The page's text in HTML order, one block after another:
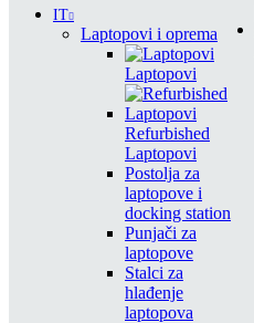
IT
Laptopovi i oprema
Laptopovi
Refurbished
Laptopovi
Postolja za
laptopove i
docking station
Punjači za
laptopove
Stalci za
hlađenje
laptopova